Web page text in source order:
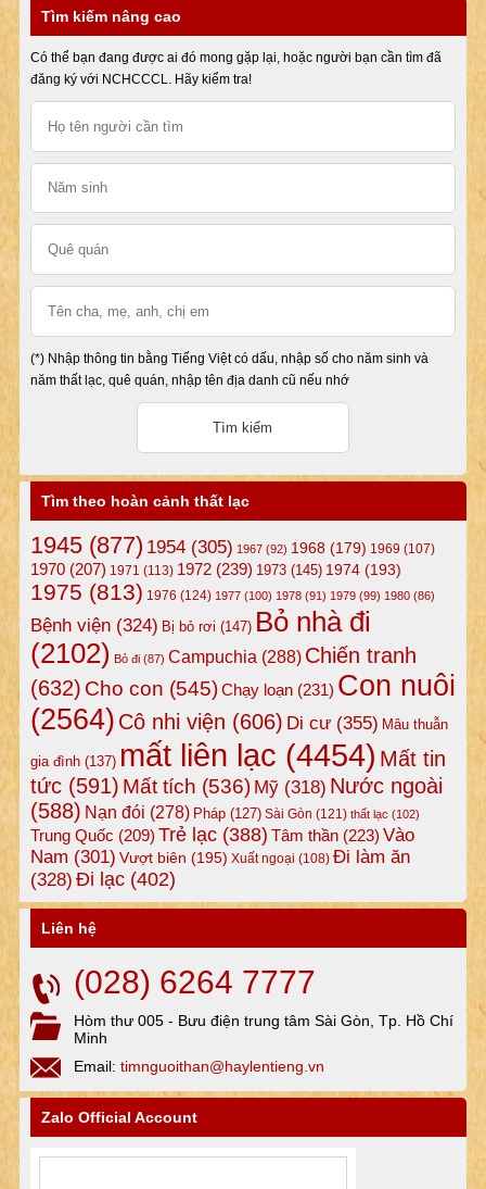
Tìm kiếm nâng cao
Có thể bạn đang được ai đó mong gặp lại, hoặc người bạn cần tìm đã
đăng ký với NCHCCCL. Hãy kiểm tra!
(*) Nhập thông tin bằng Tiếng Việt có dấu, nhập số cho năm sinh và
năm thất lạc, quê quán, nhập tên địa danh cũ nếu nhớ
Tìm theo hoàn cảnh thất lạc
1945(877) 1954(305) 1967(92) 1968(179) 1969 (107)
1970(207) 1971 (113) 1972(239) 1973(145) 1974(193)
1975 (813) 1976 (124) 1977(100) 1978(91) 1979(99) 1980(86)
Bệnh viện(324) Bị bỏ rơi (147) Bỏ nhà đi
(2102) Bỏ đi(87) Campuchia (288) Chiến tranh
(632) Cho con (545)Chạy loạn(231) Con nuôi
(2564) Cô nhi viện (606) Di cư(355) Mâu thuẫn
gia đình(137) mất liên lạc (4454) Mất tin
tức(591) Mất tích (536) Mỹ(318) Nước ngoài
(588) Nạn đói (278) Pháp(127) Sài Gòn (121) thất lạc (102)
Trung Quốc (209) Trẻ lạc(388) Tâm thần(223) Vào
Nam (301) Vượt biên (195) Xuất ngoại (108) Đi làm ăn
(328) Đi lạc(402)
Liên hệ
(028) 6264 7777
Hòm thư 005 - Bưu điện trung tâm Sài Gòn, Tp. Hồ Chí
Minh
Email: timnguoithan@haylentieng.vn
Zalo Official Account